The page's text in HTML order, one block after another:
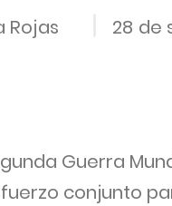
Rojas 28 de
Guerra
conjunto